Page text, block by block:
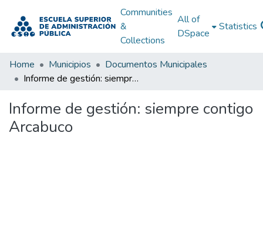
Communities
&
Collections
All of
DSpace
Statistics
Home Municipios
Documentos Municipales
Informe de gestión: siempre contigo Arcabuco
Informe de gestión: siempre contigo
Arcabuco